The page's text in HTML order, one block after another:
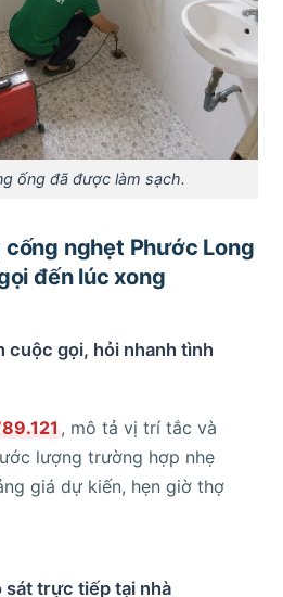
ống đã được làm sạch.
nghẹt Phước Long
đến lúc xong
cuộc gọi, hỏi nhanh tình
, mô tả vị trí tắc và
lượng trường hợp nhẹ
giá dự kiến, hẹn giờ thợ
trực tiếp tại nhà